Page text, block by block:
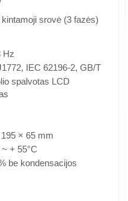
kintamoji srovė (3 fazės)
Hz
IEC 62196-2, GB/T
spalvotas LCD
× 65 mm
+ 55°C
be kondensacijos